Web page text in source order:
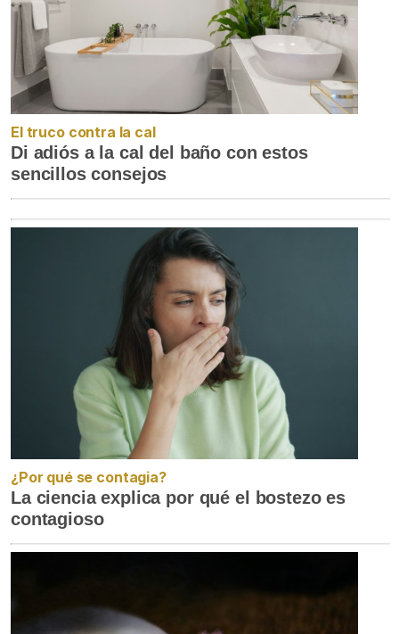
El truco contra la cal
Di adiós a la cal del baño con estos
sencillos consejos
¿Por qué se contagia?
La ciencia explica por qué el bostezo es
contagioso